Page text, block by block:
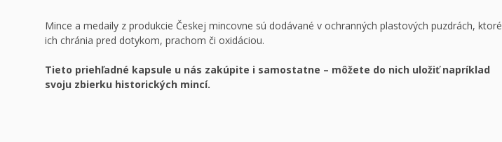
Mince a medaily z produkcie Českej mincovne sú dodávané v ochranných plastových puzdrách, ktoré
ich chránia pred dotykom, prachom či oxidáciou.
Tieto priehľadné kapsule u nás zakúpite i samostatne – môžete do nich uložiť napríklad
svoju zbierku historických mincí.